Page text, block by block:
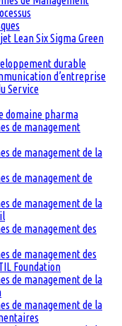
Lean Six Sigma Green
durable
d’entreprise
Service
domaine pharma
de management
de management de la
de management de
de management de la
de management des
de management des
Foundation
de management de la
de management de la